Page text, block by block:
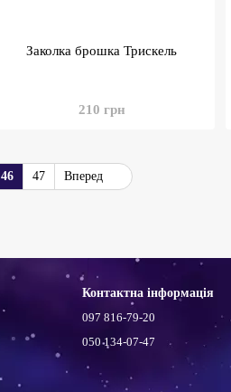
Заколка брошка Трискель
210 грн
46 47 Вперед
Контактна інформація
097 816-79-20
050 134-07-47